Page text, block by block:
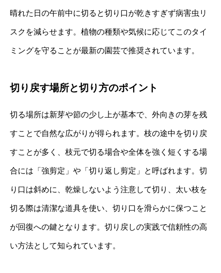
晴れた日の午前中に切ると切り口が乾きすぎず病害虫リ
スクを減らせます。植物の種類や気候に応じてこのタイ
ミングを守ることが最新の園芸で推奨されています。
切り戻す場所と切り方のポイント
切る場所は新芽や節の少し上が基本で、外向きの芽を残
すことで自然な広がりが得られます。枝の途中を切り戻
すことが多く、枝元で切る場合や全体を強く短くする場
合には「強剪定」や「切り返し剪定」と呼ばれます。切
り口は斜めに、乾燥しないよう注意して切り、太い枝を
切る際は清潔な道具を使い、切り口を滑らかに保つこと
が回復への鍵となります。切り戻しの実践で信頼性の高
い方法として知られています。